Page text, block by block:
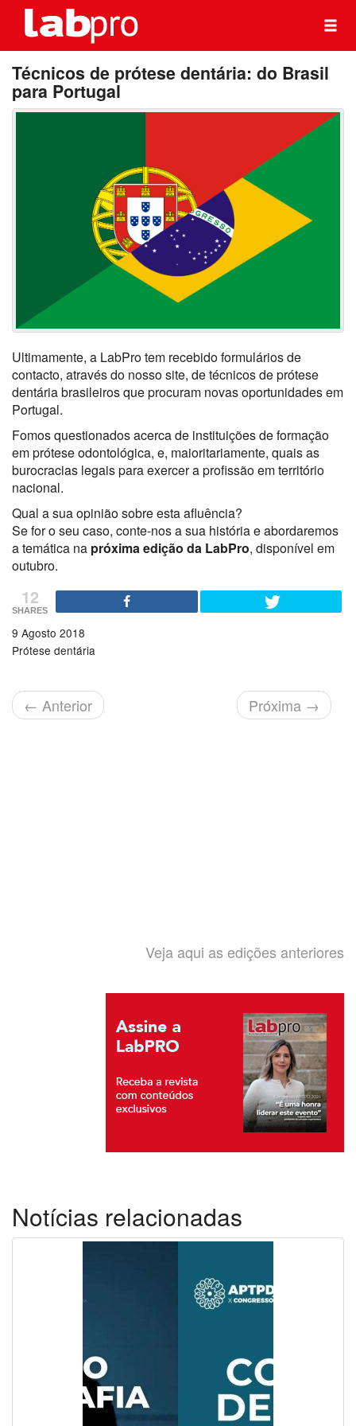
Técnicos de prótese dentária: do Brasil
para Portugal
Ultimamente, a LabPro tem recebido formulários de
contacto, através do nosso site, de técnicos de prótese
dentária brasileiros que procuram novas oportunidades em
Portugal.
Fomos questionados acerca de instituições de formação
em prótese odontológica, e, maioritariamente, quais as
burocracias legais para exercer a profissão em território
nacional.
Qual a sua opinião sobre esta afluência?
Se for o seu caso, conte-nos a sua história e abordaremos
a temática na próxima edição da LabPro, disponível em
outubro.
12
SHARES
9 Agosto 2018
Prótese dentária
← Anterior Próxima →
Veja aqui as edições anteriores
Notícias relacionadas